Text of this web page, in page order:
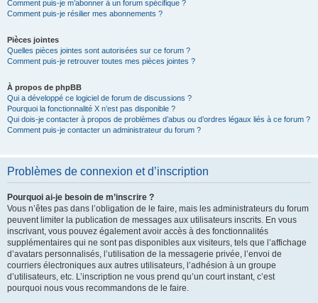
Comment puis-je m’abonner à un forum spécifique ?
Comment puis-je résilier mes abonnements ?
Pièces jointes
Quelles pièces jointes sont autorisées sur ce forum ?
Comment puis-je retrouver toutes mes pièces jointes ?
À propos de phpBB
Qui a développé ce logiciel de forum de discussions ?
Pourquoi la fonctionnalité X n’est pas disponible ?
Qui dois-je contacter à propos de problèmes d’abus ou d’ordres légaux liés à ce forum ?
Comment puis-je contacter un administrateur du forum ?
Problèmes de connexion et d’inscription
Pourquoi ai-je besoin de m’inscrire ?
Vous n’êtes pas dans l’obligation de le faire, mais les administrateurs du forum
peuvent limiter la publication de messages aux utilisateurs inscrits. En vous
inscrivant, vous pouvez également avoir accès à des fonctionnalités
supplémentaires qui ne sont pas disponibles aux visiteurs, tels que l’affichage
d’avatars personnalisés, l’utilisation de la messagerie privée, l’envoi de
courriers électroniques aux autres utilisateurs, l’adhésion à un groupe
d’utilisateurs, etc. L’inscription ne vous prend qu’un court instant, c’est
pourquoi nous vous recommandons de le faire.